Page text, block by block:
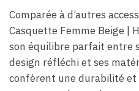
Comparée à d’autres
Casquette Femme Beige​ |
son équilibre parfait entre
design réfléchi et ses
confèrent une durabilité